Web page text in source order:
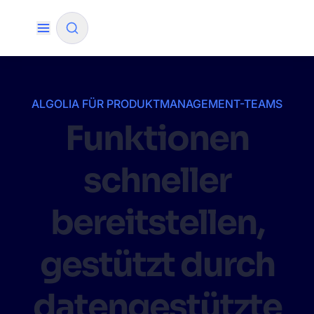
NACH QUELLE FILTERN
Wie wird Algolia unser Sucherlebnis und
Wie integriere ich die Algolia-Suche in meine
✨ Kann Algolia den Käufern helfen, Produkte
schneller zu finden und den Umsatz zu
steigern?
ALGOLIA FÜR PRODUKTMANAGEMENT-TEAMS
Funktionen
schneller
bereitstellen,
gestützt durch